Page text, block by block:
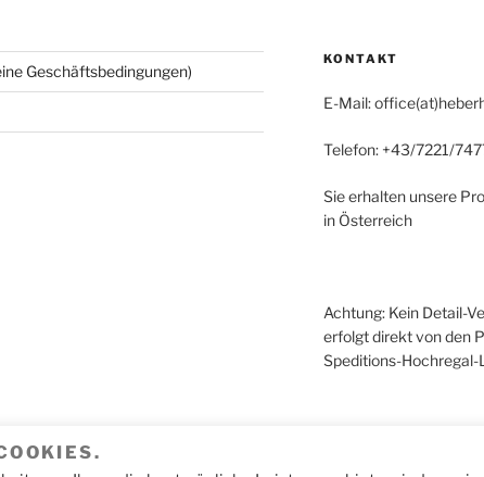
Geschäftsbedingungen)
KONTAKT
E-Mail:
Telefon: +43/7221/
Sie erhalten unsere
in Österreich
Achtung: Kein Detail-
erfolgt direkt von den
Speditions-Hochregal-